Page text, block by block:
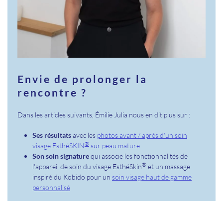
Envie de prolonger la
rencontre ?
Dans les articles suivants, Émilie Julia nous en dit plus sur :
Ses résultatsavec les photos avant / après d'un soin
visage EsthéSKIN® sur peau mature
Son soin signaturequi associe les fonctionnalités de
l'appareil de soin du visage EsthéSkin® et un massage
inspiré du Kobido pour un soin visage haut de gamme
personnalisé